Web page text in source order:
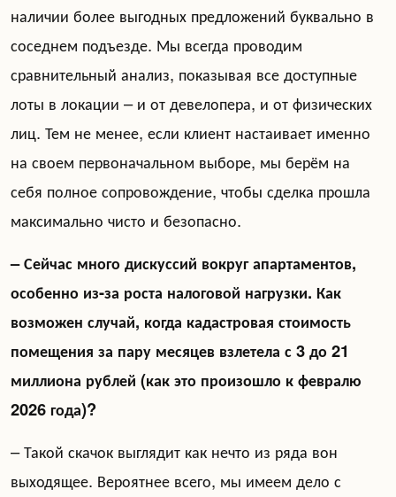
наличии более выгодных предложений буквально в
соседнем подъезде. Мы всегда проводим
сравнительный анализ, показывая все доступные
лоты в локации – и от девелопера, и от физических
лиц. Тем не менее, если клиент настаивает именно
на своем первоначальном выборе, мы берём на
себя полное сопровождение, чтобы сделка прошла
максимально чисто и безопасно.
– Сейчас много дискуссий вокруг апартаментов,
особенно из-за роста налоговой нагрузки. Как
возможен случай, когда кадастровая стоимость
помещения за пару месяцев взлетела с 3 до 21
миллиона рублей (как это произошло к февралю
2026 года)?
– Такой скачок выглядит как нечто из ряда вон
выходящее. Вероятнее всего, мы имеем дело с